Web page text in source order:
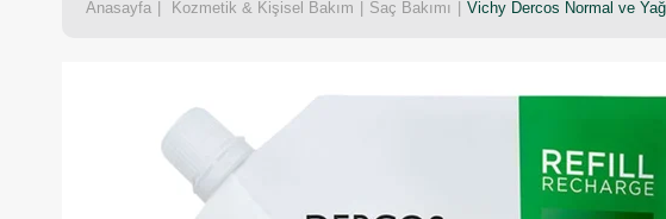
Anasayfa Kozmetik & Kişisel Bakım Saç Bakımı Vichy Dercos Normal ve